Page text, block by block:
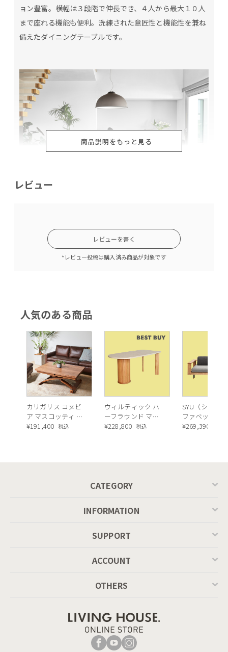
ョン豊富。横幅は３段階で伸長でき、４人から最大１０人
まで座れる機能も便利。洗練された意匠性と機能性を兼ね
備えたダイニングテーブルです。
ットブロンズ
2. 豊富なバリエーション
3. 最大10人まで着席できる伸長機能
1.異素材ミックスでクール＆エレガントなデザイン
「CAMEO（カメオ）」は、古くはローマ時代からメノウや大理
石に浮彫りが施された装飾品のこと。様々な色合いや素材を生
かした柔らかでエレガントな風合いを感じさせるアクセサリ
を支える金属プレート。天板を支える安定感をもたらすだけで
なく、足元に最大限の広さを確保します。無機質なメタルとマ
商品説明をもっと見る
レビュー
レビューを書く
*レビュー投稿は購入済み商品が対象です
人気のある商品
カリガリス コヌビ
ア マスコッティ 伸
長・昇降式テーブ
¥191,400 税込
ウィルティック ハ
ーフラウンド マテ
ィエラ塗装 ダイニ
¥228,800 税込
SYU（シュウ
ファベッド（
ュラル）
¥269,390
CATEGORY
INFORMATION
SUPPORT
ACCOUNT
OTHERS